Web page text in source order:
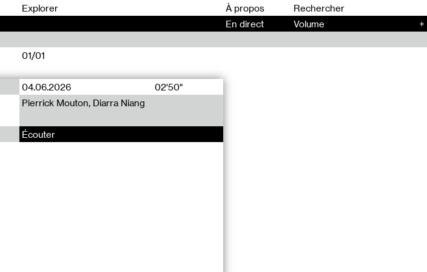
Explorer
À propos
En direct Volume +
01/01
04.06.2026
02'50"
Pierrick Mouton, Diarra Niang
Écouter
00